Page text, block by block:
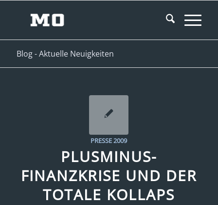
Blog - Aktuelle Neuigkeiten
PRESSE 2009
PLUSMINUS-
FINANZKRISE UND DER
TOTALE KOLLAPS